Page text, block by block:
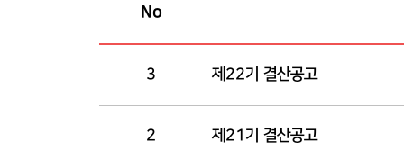
No
3 제22기 결산공고
2 제21기 결산공고